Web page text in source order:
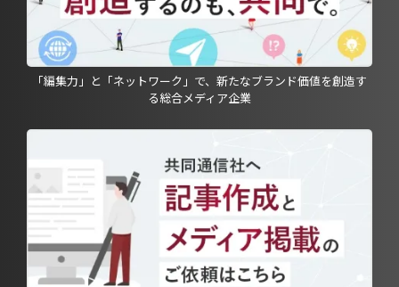
「編集力」と「ネットワーク」で、新たなブランド価値を創造す
る総合メディア企業